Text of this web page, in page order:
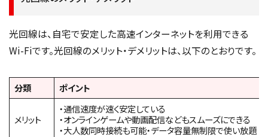
光回線は、自宅で安定した高速インターネットを利用できる
Wi-Fiです。光回線のメリット・デメリットは、以下のとおりです。
分類 ポイント
メリット
・通信速度が速く安定している
・オンラインゲームや動画配信などもスムーズにできる
・大人数同時接続も可能・データ容量無制限で使い放題